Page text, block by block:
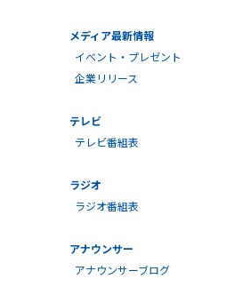
メディア最新情報
イベント・プレゼント
企業リリース
テレビ
テレビ番組表
ラジオ
ラジオ番組表
アナウンサー
アナウンサーブログ